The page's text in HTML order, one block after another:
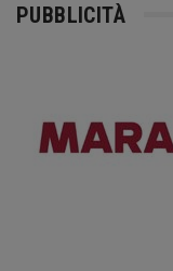
PUBBLICITÀ